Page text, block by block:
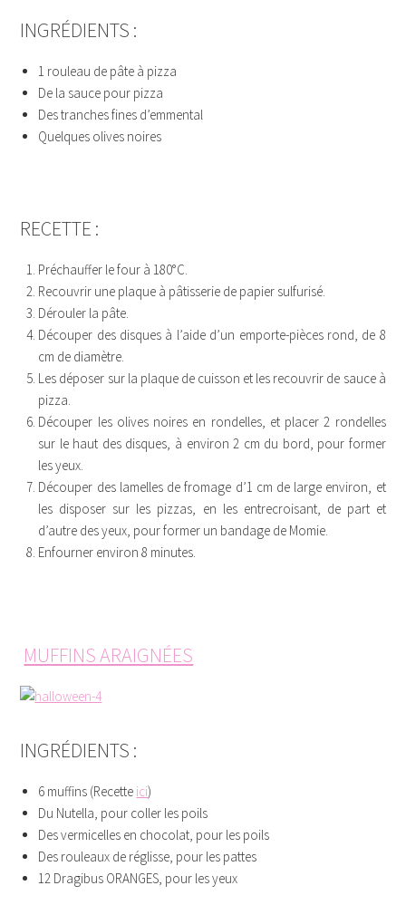
INGRÉDIENTS :
1 rouleau de pâte à pizza
De la sauce pour pizza
Des tranches fines d’emmental
Quelques olives noires
RECETTE :
Préchauffer le four à 180°C.
Recouvrir une plaque à pâtisserie de papier sulfurisé.
Dérouler la pâte.
Découper des disques à l’aide d’un emporte-pièces rond, de 8
cm de diamètre.
Les déposer sur la plaque de cuisson et les recouvrir de sauce à
pizza.
Découper les olives noires en rondelles, et placer 2 rondelles
sur le haut des disques, à environ 2 cm du bord, pour former
les yeux.
Découper des lamelles de fromage d’1 cm de large environ, et
les disposer sur les pizzas, en les entrecroisant, de part et
d’autre des yeux, pour former un bandage de Momie.
Enfourner environ 8 minutes.
MUFFINS ARAIGNÉES
INGRÉDIENTS :
6 muffins (Recette ici)
Du Nutella, pour coller les poils
Des vermicelles en chocolat, pour les poils
Des rouleaux de réglisse, pour les pattes
12 Dragibus ORANGES, pour les yeux